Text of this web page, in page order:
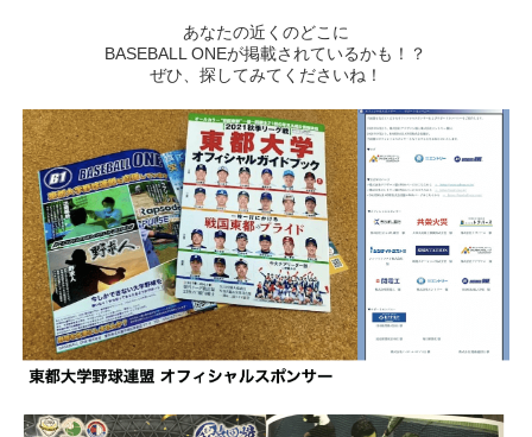
あなたの近くのどこに
BASEBALL ONEが掲載されているかも！？
ぜひ、探してみてくださいね！